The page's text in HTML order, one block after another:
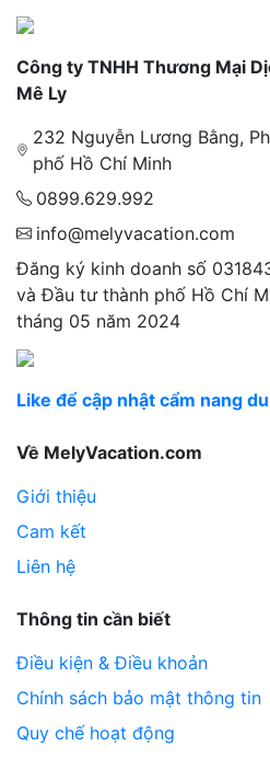
Công ty TNHH Thương Mại
Mê Ly
232 Nguyễn Lương Bằng,
phố Hồ Chí Minh
0899.629.992
info@melyvacation.com
Đăng ký kinh doanh số
và Đầu tư thành phố Hồ Chí
tháng 05 năm 2024
Like để cập nhật cẩm nang
Về MelyVacation.com
Giới thiệu
Cam kết
Liên hệ
Thông tin cần biết
Điều kiện & Điều khoản
Chính sách bảo mật thông tin
Quy chế hoạt động